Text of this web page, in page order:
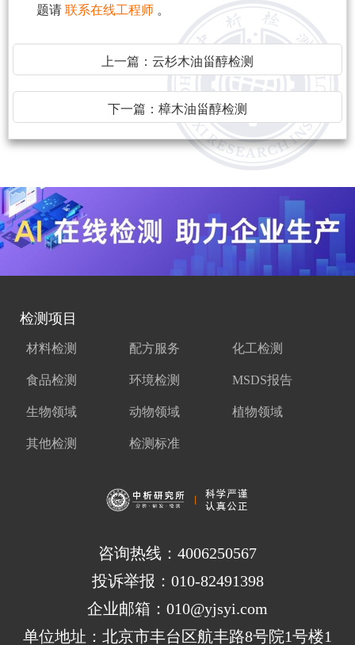
题请 联系在线工程师 。
上一篇： 云杉木油甾醇检测
下一篇： 樟木油甾醇检测
检测项目
材料检测 配方服务 化工检测
食品检测 环境检测 MSDS报告
生物领域 动物领域 植物领域
其他检测 检测标准
咨询热线：4006250567
投诉举报：010-82491398
企业邮箱：010@yjsyi.com
单位地址：北京市丰台区航丰路8号院1号楼1